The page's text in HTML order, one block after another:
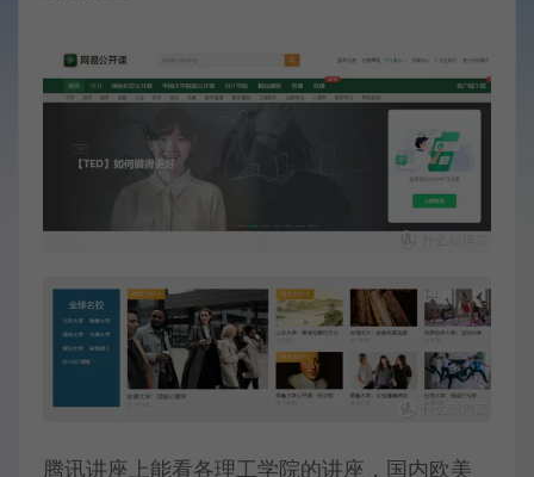
腾讯讲座上能看各理工学院的讲座，国内欧美